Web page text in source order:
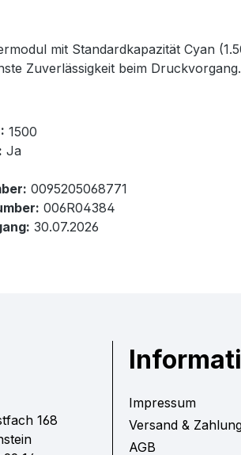
mit Standardkapazität Cyan
Zuverlässigkeit beim
1500
Ja
0095205068771
006R04384
30.07.2026
168
Impressum
Versand &
AGB